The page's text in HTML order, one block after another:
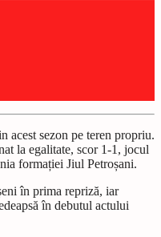
acest sezon pe teren propriu.
la egalitate, scor 1-1, jocul
formației Jiul Petroșani.
în prima repriză, iar
în debutul actului